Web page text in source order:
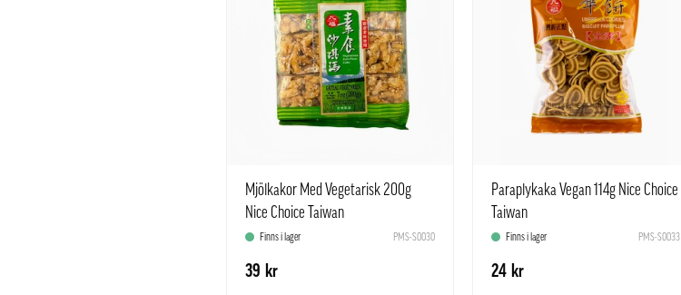
Mjölkakor Med Vegetarisk 200g
Nice Choice Taiwan
Finns i lager PMS-S0030
39 kr
Paraplykaka Vegan 114g Nice Choice
Taiwan
Finns i lager PMS-S0033
24 kr